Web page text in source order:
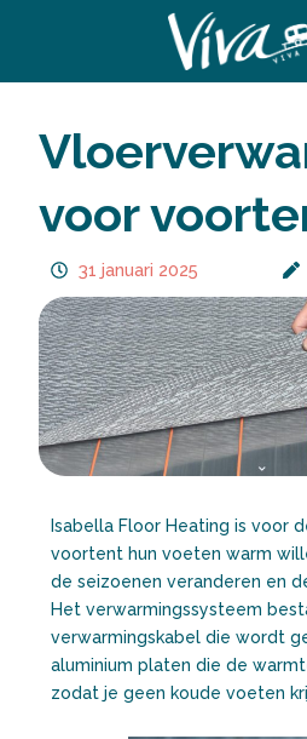
voor
31 januari 2025
Isabella Floor Heating is voor
voortent hun voeten warm
de seizoenen veranderen en
Het verwarmingssysteem
verwarmingskabel die wordt
aluminium platen die de
zodat je geen koude voeten